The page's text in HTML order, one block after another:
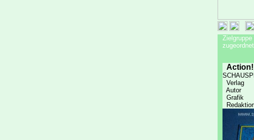
zugeordnet
Action!
Verlag
Autor
Grafik